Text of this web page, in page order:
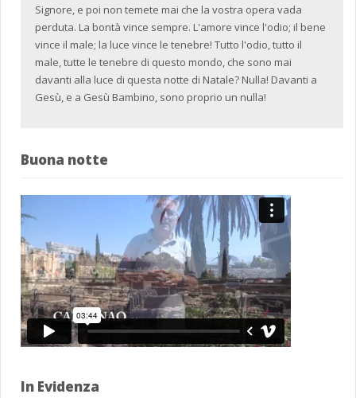
Signore, e poi non temete mai che la vostra opera vada
perduta. La bontà vince sempre. L'amore vince l'odio; il bene
vince il male; la luce vince le tenebre! Tutto l'odio, tutto il
male, tutte le tenebre di questo mondo, che sono mai
davanti alla luce di questa notte di Natale? Nulla! Davanti a
Gesù, e a Gesù Bambino, sono proprio un nulla!
Buona notte
In Evidenza